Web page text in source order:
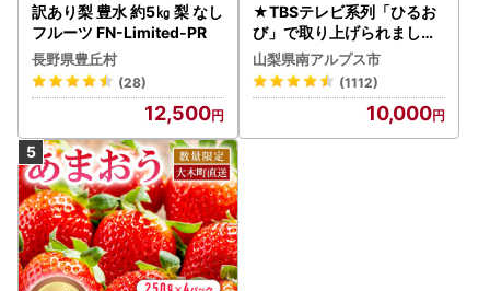
訳あり梨 豊水 約5㎏ 梨 なし
フルーツ FN-Limited-PR
長野県豊丘村
(28)
12,500
★TBSテレビ系列「ひるお
び」で取り上げられました
！★＜2026年発送先行予
約＞絶品！南アルプス市産
シャインマスカット1.2kg A
LPAA003 | 人気 山梨産 高
評価 ランキング おすすめ |
山梨県南アルプス市
(1112)
10,000